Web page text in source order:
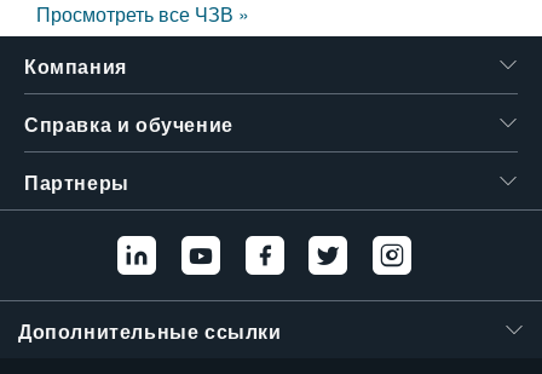
Просмотреть все ЧЗВ »
Компания
Справка и обучение
Партнеры
Дополнительные ссылки